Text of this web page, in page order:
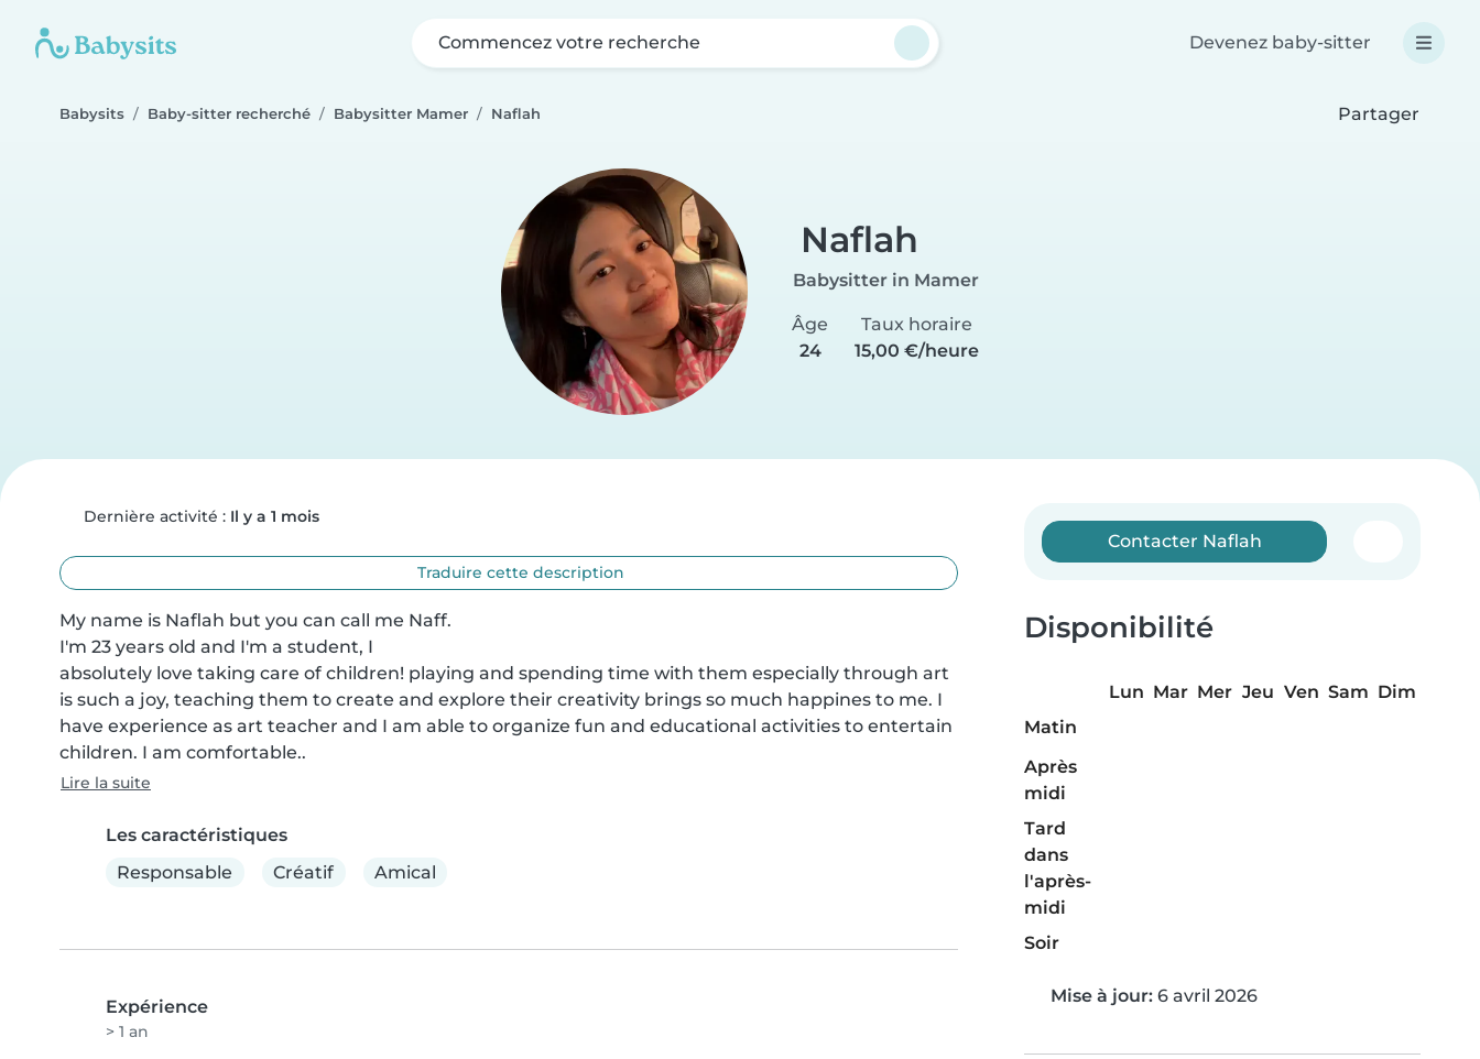
Commencez votre recherche Devenez baby-sitter
Babysits Baby-sitter recherché Babysitter Mamer Naflah Partager
Naflah
Babysitter in Mamer
Âge
24
Taux horaire
15,00 €/heure
Dernière activité : Il y a 1 mois
Traduire cette description
My name is Naflah but you can call me Naff.
I'm 23 years old and I'm a student, I
absolutely love taking care of children! playing and spending time with them especially through art
is such a joy, teaching them to create and explore their creativity brings so much happines to me. I
have experience as art teacher and I am able to organize fun and educational activities to entertain
children. I am comfortable..
Lire la suite
Les caractéristiques
Responsable
Créatif Amical
Expérience
> 1 an
Contacter Naflah
Disponibilité
Lun Mar Mer Jeu Ven Sam Dim
Matin
Après
midi
Tard
dans
l'après-
midi
Soir
Mise à jour: 6 avril 2026